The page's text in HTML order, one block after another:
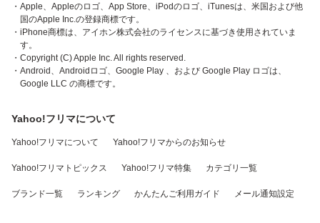
・Apple、Appleのロゴ、App Store、iPodのロゴ、iTunesは、米国および他
国のApple Inc.の登録商標です。
・iPhone商標は、アイホン株式会社のライセンスに基づき使用されていま
す。
・Copyright (C) Apple Inc. All rights reserved.
・Android、Androidロゴ、Google Play 、および Google Play ロゴは、
Google LLC の商標です。
Yahoo!フリマについて
Yahoo!フリマについて Yahoo!フリマからのお知らせ
Yahoo!フリマトピックス Yahoo!フリマ特集 カテゴリ一覧
ブランド一覧 ランキング かんたんご利用ガイド メール通知設定